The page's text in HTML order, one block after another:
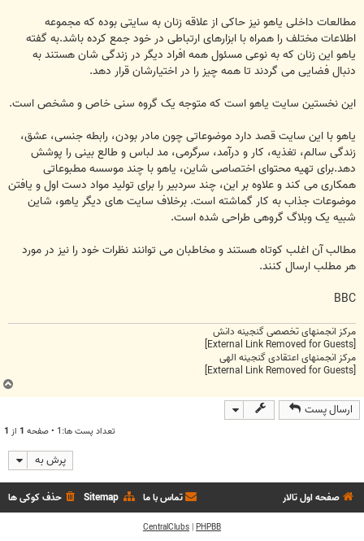
مطالعات داخلی یاهو نیز حاکی از علاقه زنان به سایتی بوده که مجموعه
اطلاعات مختلف را همراه با ابزارهای ارتباطی در خود جمع کرده باشد.به گفته
یاهو این زنان که به نوعی مسئول همه افراد دیگر در زندگی شان هستند به
دنبال فضایی می گردند تا همه چیز را در اختیارشان قرار دهد.
این نخستین سایت یاهو است که متوجه یک گروه سنی خاص و مشخص است.
یاهو با این سایت قصد دارد موضوعاتی چون مادر بودن، رابطه جنسی، عشق،
زندگی سالم، تغذیه، کار و درآمد، سرگرمی، مد لباس و طالع بینی را پوشش
دهد.برای تهیه محتوای اختصاصی شاین، یاهو با چند موسسه مطبوعاتی
همکاری می کند و علاوه بر این، چند سردبیر را برای تولید مواد دست اول و یافتن
موضوعات جذاب به کار گماشته است. برخلاف سایت های دیگر یاهو، شاین
شبیه یک وبلاگ گروهی طراحی شده است.
مطالب آن اغلب کوتاه هستند و مخاطبان می توانند نظرات خود را نیز در مورد
هر مطلب ارسال کنند.
BBC
مرکز انجمنهای تخصصی گنجینه دانش
[External Link Removed for Guests]
مرکز انجمنهای اعتقادی گنجینه الهی
[External Link Removed for Guests]
ارسال پست
تعداد پست ها:1 • صفحه 1 از 1
پرش به
صفحه اول تالار حذف کوکی ها Sitemap تماس با ما
PHPBB
|
CentralClubs